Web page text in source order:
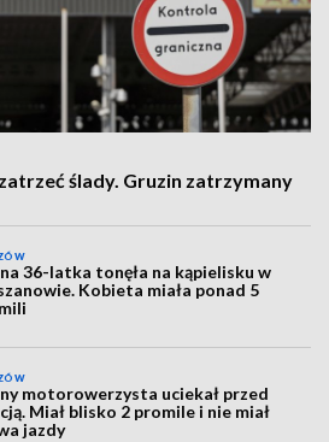
ślady. Gruzin zatrzymany
36-latka tonęła na kąpielisku w
Kobieta miała ponad 5
motorowerzysta uciekał przed
Miał blisko 2 promile i nie miał
jazdy